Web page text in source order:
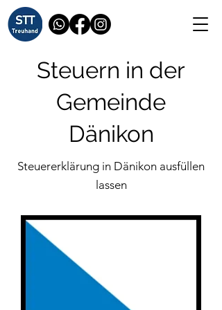
Steuern in der
Gemeinde
Dänikon
Steuererklärung in Dänikon ausfüllen
lassen